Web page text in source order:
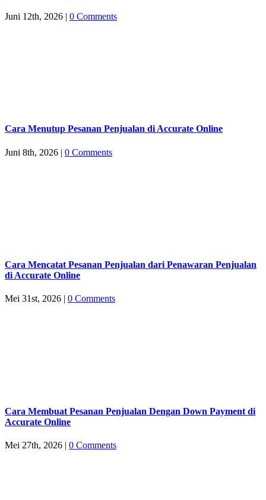
Juni 12th, 2026 | 0 Comments
Cara Menutup Pesanan Penjualan di Accurate Online
Juni 8th, 2026 | 0 Comments
Cara Mencatat Pesanan Penjualan dari Penawaran Penjualan
di Accurate Online
Mei 31st, 2026 | 0 Comments
Cara Membuat Pesanan Penjualan Dengan Down Payment di
Accurate Online
Mei 27th, 2026 | 0 Comments